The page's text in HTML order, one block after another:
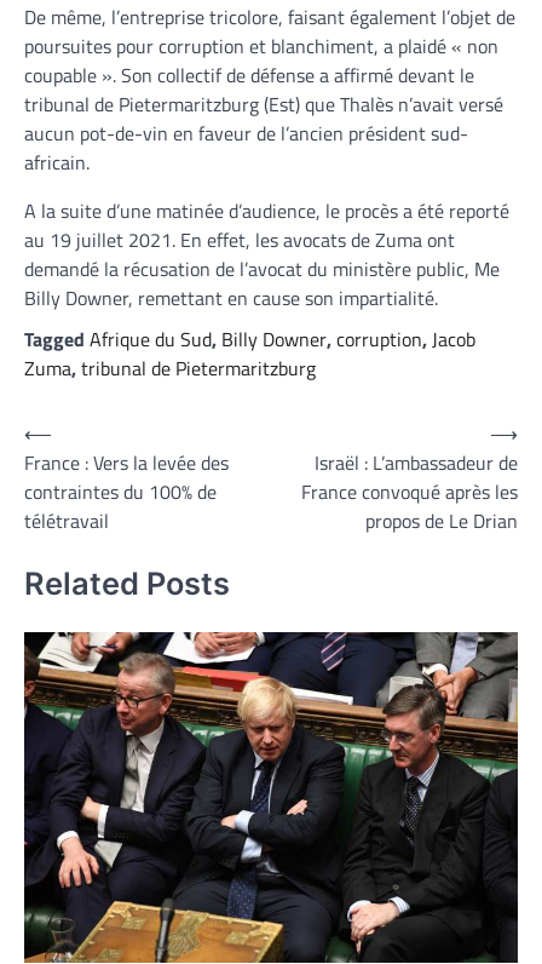
De même, l’entreprise tricolore, faisant également l’objet de
poursuites pour corruption et blanchiment, a plaidé « non
coupable ». Son collectif de défense a affirmé devant le
tribunal de Pietermaritzburg (Est) que Thalès n’avait versé
aucun pot-de-vin en faveur de l’ancien président sud-
africain.
A la suite d’une matinée d’audience, le procès a été reporté
au 19 juillet 2021. En effet, les avocats de Zuma ont
demandé la récusation de l’avocat du ministère public, Me
Billy Downer, remettant en cause son impartialité.
Tagged Afrique du Sud, Billy Downer,corruption, Jacob
Zuma,tribunal de Pietermaritzburg
Navigation
de
l’article
⟵
France : Vers la levée des
contraintes du 100% de
télétravail
Israël : L’ambassadeur de
France convoqué après les
propos de Le Drian
⟶
Related Posts